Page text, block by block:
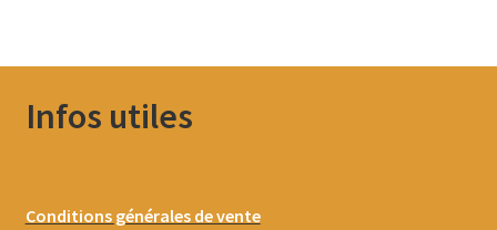
Infos utiles
Conditions générales de vente